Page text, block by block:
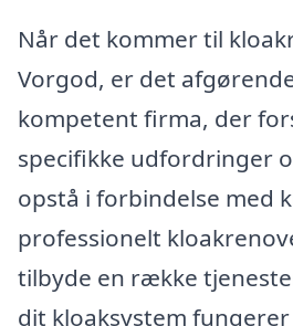
Når det kommer til
Vorgod, er det
kompetent firma, der
specifikke udfordringer
opstå i forbindelse med
professionelt
tilbyde en række
dit kloaksystem